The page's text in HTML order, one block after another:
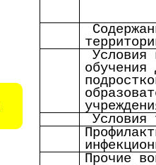
Условия
обучения
Условия
Прочие